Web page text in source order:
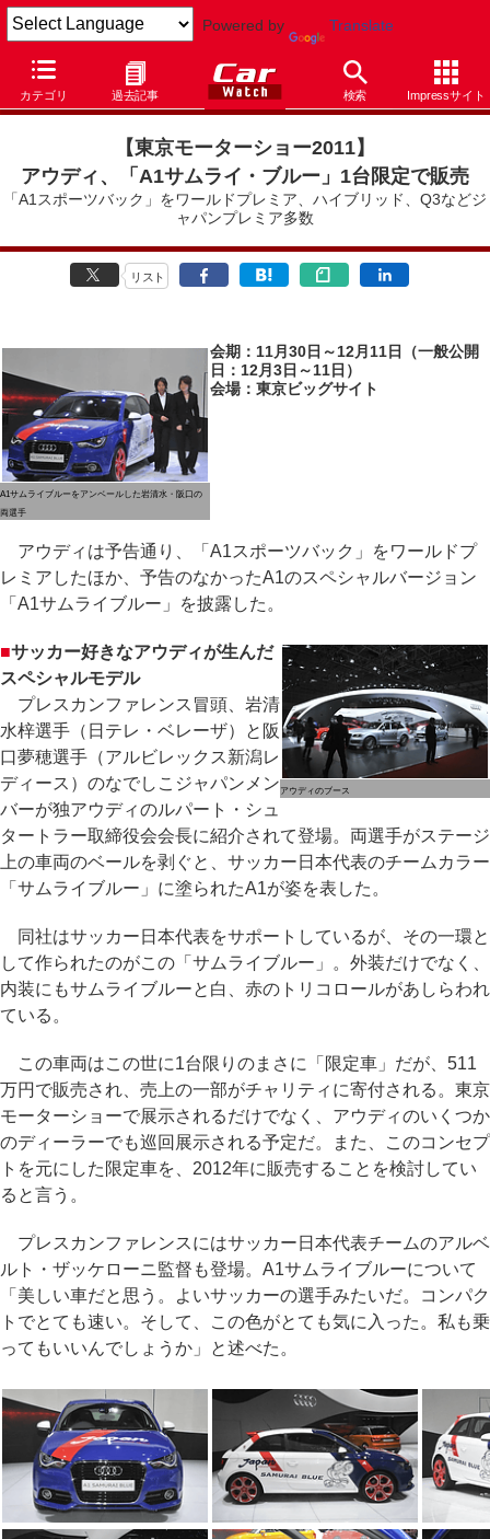
Powered by Translate
カテゴリ 過去記事 検索 Impressサイト
Car Watch イベント 東京モーターショー 2011
【東京モーターショー2011】
アウディ、「A1サムライ・ブルー」1台限定で販売
「A1スポーツバック」をワールドプレミア、ハイブリッド、Q3などジ
ャパンプレミア多数
リスト
A1サムライブルーをアンベールした岩清水・阪口の
両選手
会期：11月30日～12月11日（一般公開
日：12月3日～11日）
会場：東京ビッグサイト
アウディは予告通り、「A1スポーツバック」をワールドプ
レミアしたほか、予告のなかったA1のスペシャルバージョン
「A1サムライブルー」を披露した。
アウディのブース
■サッカー好きなアウディが生んだ
スペシャルモデル
プレスカンファレンス冒頭、岩清
水梓選手（日テレ・ベレーザ）と阪
口夢穂選手（アルビレックス新潟レ
ディース）のなでしこジャパンメン
バーが独アウディのルパート・シュ
タートラー取締役会会長に紹介されて登場。両選手がステージ
上の車両のベールを剥ぐと、サッカー日本代表のチームカラー
「サムライブルー」に塗られたA1が姿を表した。
同社はサッカー日本代表をサポートしているが、その一環と
して作られたのがこの「サムライブルー」。外装だけでなく、
内装にもサムライブルーと白、赤のトリコロールがあしらわれ
ている。
この車両はこの世に1台限りのまさに「限定車」だが、511
万円で販売され、売上の一部がチャリティに寄付される。東京
モーターショーで展示されるだけでなく、アウディのいくつか
のディーラーでも巡回展示される予定だ。また、このコンセプ
トを元にした限定車を、2012年に販売することを検討してい
ると言う。
プレスカンファレンスにはサッカー日本代表チームのアルベ
ルト・ザッケローニ監督も登場。A1サムライブルーについて
「美しい車だと思う。よいサッカーの選手みたいだ。コンパク
トでとても速い。そして、この色がとても気に入った。私も乗
ってもいいんでしょうか」と述べた。